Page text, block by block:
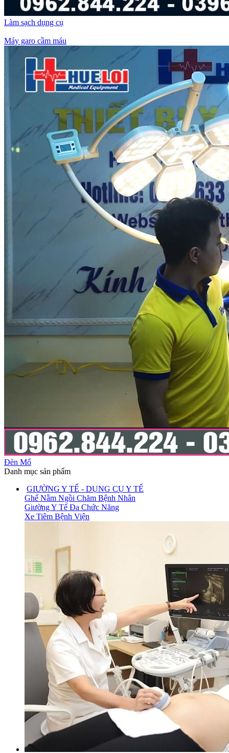
Làm sạch dụng cụ
Máy garo cầm máu
Đèn Mổ
Danh mục sản phẩm
GIƯỜNG Y TẾ - DỤNG CỤ Y TẾ
Ghế Nằm Ngồi Chăm Bệnh Nhân
Giường Y Tế Đa Chức Năng
Xe Tiêm Bệnh Viện